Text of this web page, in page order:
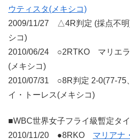
ウティスタ(メキシコ)
2009/11/27 △4R判定 (採点不
シコ)
2010/06/24 ○2RTKO マリエラ
(メキシコ)
2010/07/31 ○8R判定 2-0(77-
イ・トーレス(メキシコ)
■WBC世界女子フライ級暫定タ
2010/11/20 ●8RKO マリアナ